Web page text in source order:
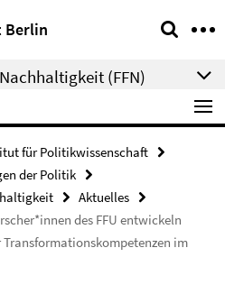
Berlin
(FFN)
für Politikwissenschaft
der Politik
Aktuelles
des FFU entwickeln
im